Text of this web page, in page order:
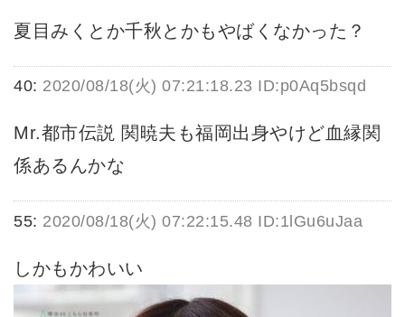
夏目みくとか千秋とかもやばくなかった？
40: 2020/08/18(火) 07:21:18.23 ID:p0Aq5bsqd
Mr.都市伝説 関暁夫も福岡出身やけど血縁関
係あるんかな
55: 2020/08/18(火) 07:22:15.48 ID:1lGu6uJaa
しかもかわいい